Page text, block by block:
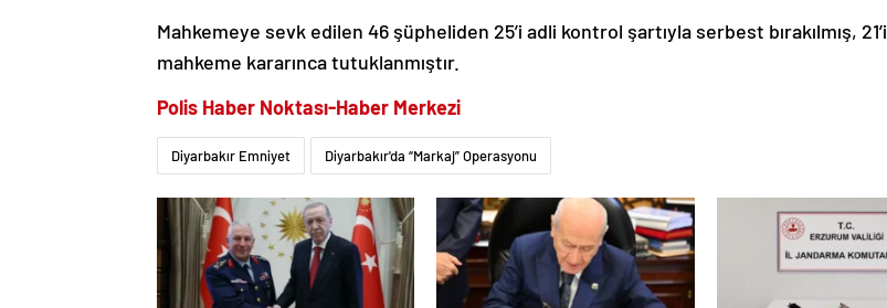
Mahkemeye sevk edilen 46 şüpheliden 25’i adli kontrol şartıyla serbest bırakılmış, 21’i
mahkeme kararınca tutuklanmıştır.
Polis Haber Noktası-Haber Merkezi
Diyarbakır Emniyet Diyarbakır'da “Markaj” Operasyonu